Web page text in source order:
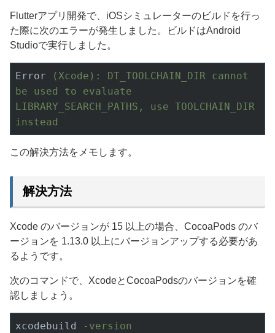
Flutterアプリ開発で、iOSシミュレーターのビルドを行っ
た際に次のエラーが発生しました。ビルドはAndroid
Studioで実行しました。
Error
(Xcode): DT_TOOLCHAIN_DIR cannot
be used to evaluate
LIBRARY_SEARCH_PATHS, use TOOLCHAIN_DIR
instead
この解決方法をメモします。
解決方法
Xcode のバージョンが 15 以上の場合、CocoaPods のバ
ージョンを 1.13.0 以上にバージョンアップする必要があ
るようです。
次のコマンドで、XcodeとCocoaPodsのバージョンを確
認しましょう。
xcodebuild -version